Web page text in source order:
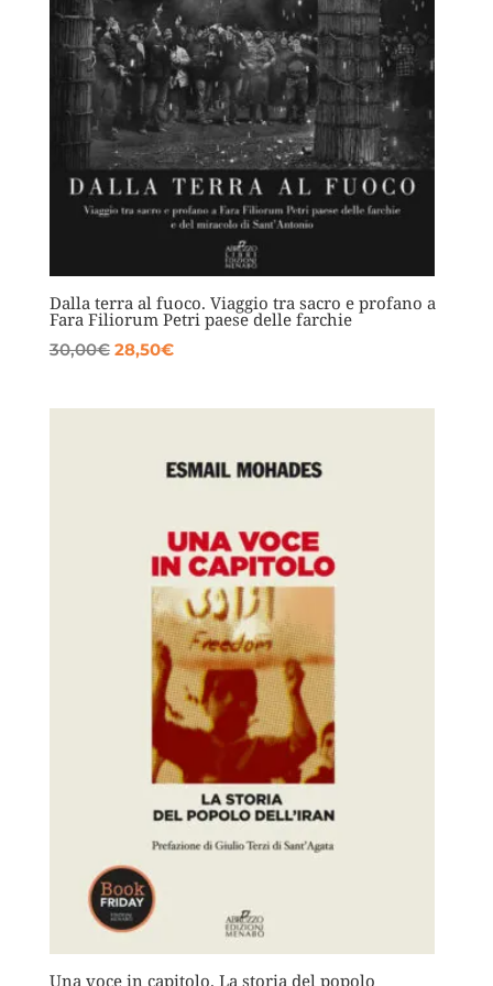
Dalla terra al fuoco. Viaggio tra sacro e profano a
Fara Filiorum Petri paese delle farchie
30,00€ Il
originale
30,00€.
28,50€Il
attuale
28,50€.
Una voce in capitolo. La storia del popolo